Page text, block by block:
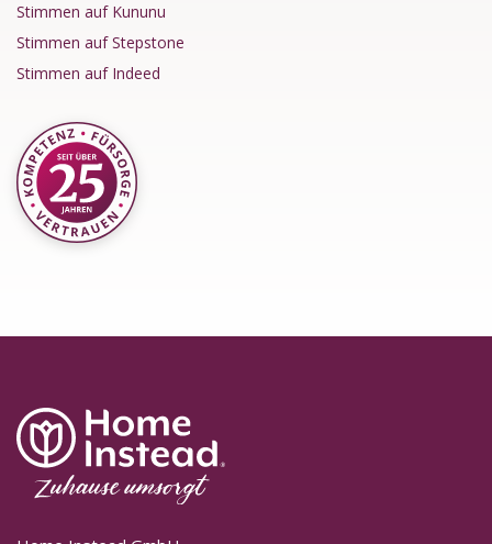
Stimmen auf Kununu
Stimmen auf Stepstone
Stimmen auf Indeed